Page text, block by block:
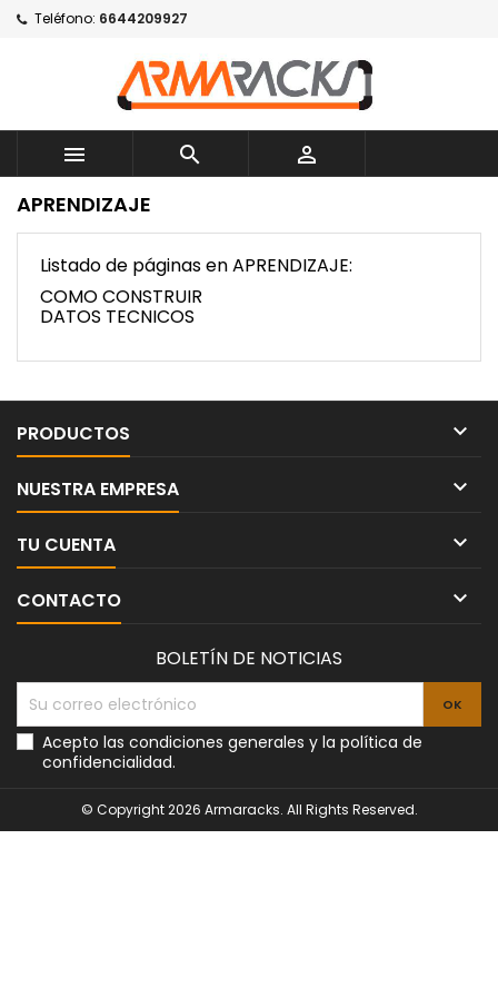
Teléfono: 6644209927
  
APRENDIZAJE
Listado de páginas en APRENDIZAJE:
COMO CONSTRUIR
DATOS TECNICOS
PRODUCTOS 
NUESTRA EMPRESA 
TU CUENTA 
CONTACTO 
BOLETÍN DE NOTICIAS
Acepto las condiciones generales y la política de
confidencialidad.
© Copyright 2026 Armaracks. All Rights Reserved.